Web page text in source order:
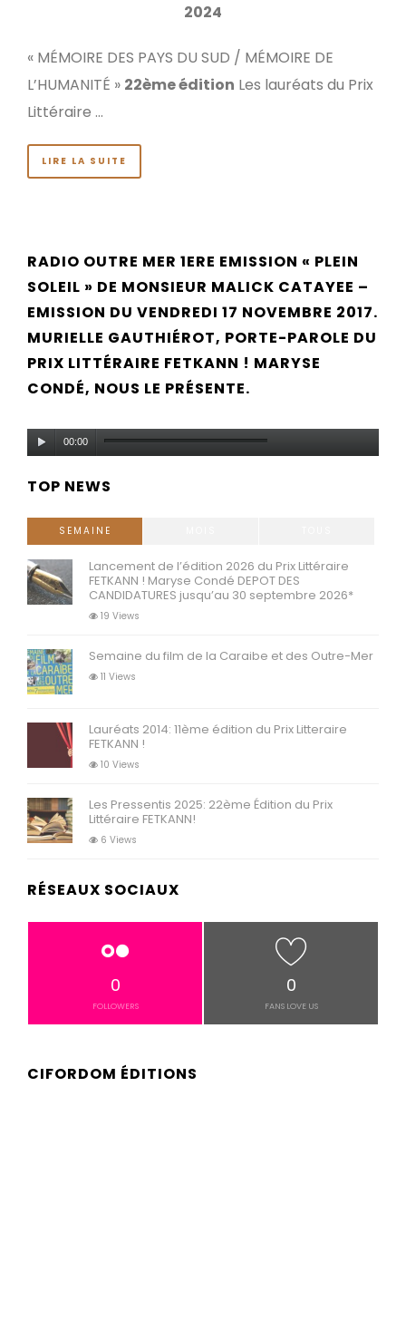
2024
« MÉMOIRE DES PAYS DU SUD / MÉMOIRE DE
L’HUMANITÉ » 22ème édition Les lauréats du Prix
Littéraire …
LIRE LA SUITE
RADIO OUTRE MER 1ERE EMISSION « PLEIN
SOLEIL » DE MONSIEUR MALICK CATAYEE –
EMISSION DU VENDREDI 17 NOVEMBRE 2017.
MURIELLE GAUTHIÉROT, PORTE-PAROLE DU
PRIX LITTÉRAIRE FETKANN ! MARYSE
CONDÉ, NOUS LE PRÉSENTE.
Lecteur00:00
TOP NEWS
SEMAINE
Lancement de l’édition 2026 du Prix Littéraire
FETKANN ! Maryse Condé DEPOT DES
CANDIDATURES jusqu’au 30 septembre 2026*
19 Views
Semaine du film de la Caraibe et des Outre-Mer
11 Views
Lauréats 2014: 11ème édition du Prix Litteraire
FETKANN !
10 Views
Les Pressentis 2025: 22ème Édition du Prix
Littéraire FETKANN!
6 Views
RÉSEAUX SOCIAUX
0
FOLLOWERS
0
FANS LOVE US
CIFORDOM ÉDITIONS